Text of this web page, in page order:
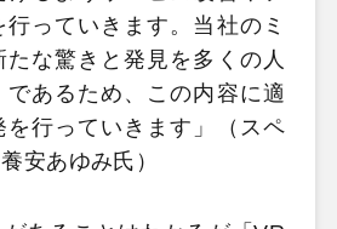
っていきます。当社のミ
たな驚きと発見を多くの人
あるため、この内容に適
を行っていきます」（スペ
安あゆみ氏）